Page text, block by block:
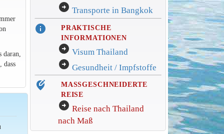
dass
arrow_circle_right Transporte in Bangkok
info
PRAKTISCHE
INFORMATIONEN
arrow_circle_right Visum Thailand
arrow_circle_right Gesundheit / Impfstoffe
edit_location_alt
MASSGESCHNEIDERTE
REISE
arrow_circle_right Reise nach Thailand
nach Maß